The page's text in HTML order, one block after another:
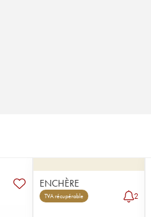
ENCHÈRE
TVA récupérable 2